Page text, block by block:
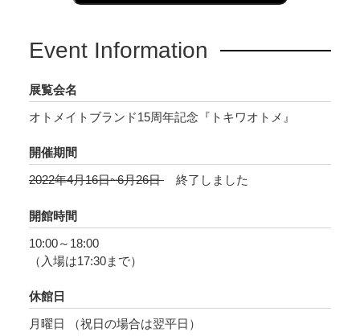
世に送り出したのが「オトメイト」です。
本展では、オトメイト作品を展示するととも
に、オトメイトのゲーム制作やメディア展開な
たします。また、トキワ荘に住んでいたマンガ
家のひとり、手塚治虫の「リボンの騎士」を原
せてご紹介します。
また、地元商店街と連携し、記念品（企画展限
定のポストカード）がもらえるスタンプラリー
も開催しています。
Event Information
展覧会名
オトメイトブランド15周年記念『トキワオトメ』
開催期間
2022年4月16日~6月26日
終了しました
開館時間
10:00～18:00
（入場は17:30まで）
休館日
月曜日 （祝日の場合は翌平日）